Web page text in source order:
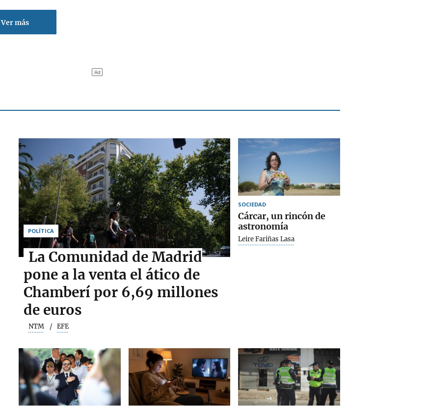
Ver más
POLÍTICA
La Comunidad de Madrid
pone a la venta el ático de
Chamberí por 6,69 millones
de euros
NTM EFE
SOCIEDAD
Cárcar, un rincón de
astronomía
Leire Fariñas Lasa